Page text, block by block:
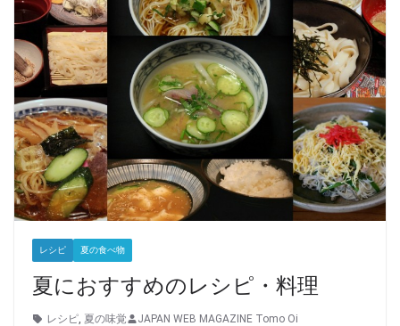
レシピ 夏の食べ物
夏におすすめのレシピ・料理
レシピ, 夏の味覚 JAPAN WEB MAGAZINE Tomo Oi